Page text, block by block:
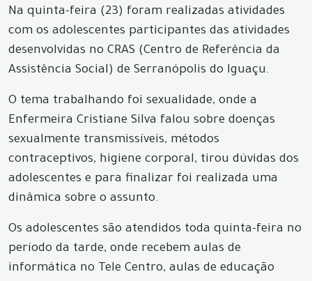
Na quinta-feira (23) foram realizadas atividades
com os adolescentes participantes das atividades
desenvolvidas no CRAS (Centro de Referência da
Assistência Social) de Serranópolis do Iguaçu.
O tema trabalhando foi sexualidade, onde a
Enfermeira Cristiane Silva falou sobre doenças
sexualmente transmissíveis, métodos
contraceptivos, higiene corporal, tirou dúvidas dos
adolescentes e para finalizar foi realizada uma
dinâmica sobre o assunto.
Os adolescentes são atendidos toda quinta-feira no
período da tarde, onde recebem aulas de
informática no Tele Centro, aulas de educação